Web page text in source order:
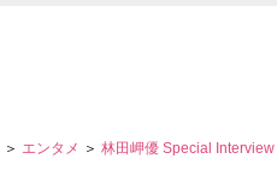
＞ エンタメ ＞ 林田岬優 Special